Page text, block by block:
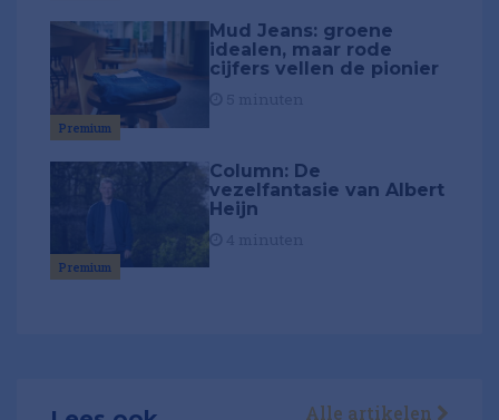
Premium
Mud Jeans: groene
idealen, maar rode
cijfers vellen de pionier
Premium
Column: De
vezelfantasie van Albert
Heijn
Alle artikelen